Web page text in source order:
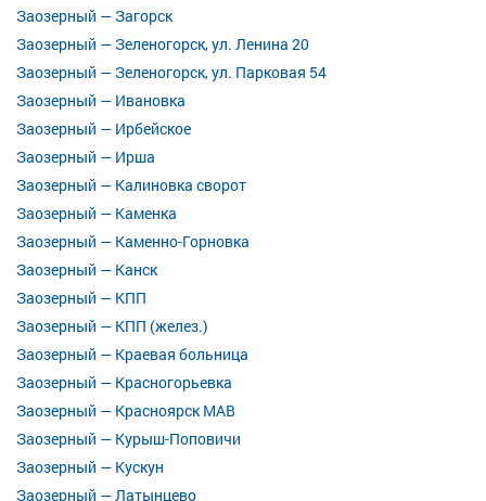
Заозерный — Загорск
Заозерный — Зеленогорск, ул. Ленина 20
Заозерный — Зеленогорск, ул. Парковая 54
Заозерный — Ивановка
Заозерный — Ирбейское
Заозерный — Ирша
Заозерный — Калиновка сворот
Заозерный — Каменка
Заозерный — Каменно-Горновка
Заозерный — Канск
Заозерный — КПП
Заозерный — КПП (желез.)
Заозерный — Краевая больница
Заозерный — Красногорьевка
Заозерный — Красноярск МАВ
Заозерный — Курыш-Поповичи
Заозерный — Кускун
Заозерный — Латынцево